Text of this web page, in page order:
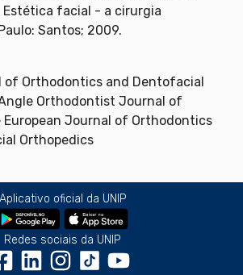
Estética facial - a cirurgia
Santos; 2009.
of Orthodontics and Dentofacial
Orthodontist Journal of
Journal of Orthodontics
Orthopedics
Aplicativo oficial da UNIP
Redes sociais da UNIP